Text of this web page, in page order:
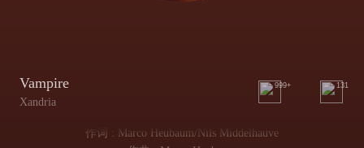
Vampire
Xandria
999+ 131
作词 : Marco Heubaum/Nils Middelhauve